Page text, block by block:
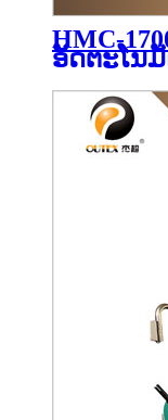
HMC-
ອັດຕະໂນ